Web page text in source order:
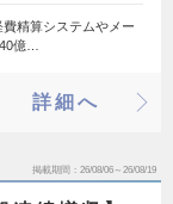
精算システムやメー
億…
詳細へ
掲載期間 26/08/06～26/08/19